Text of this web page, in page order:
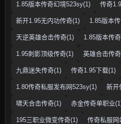
1.85版本传奇幻境523sy(1) 传奇
新开1.95无内功传奇(1) 1.85版本
天逆英雄合击传奇(1) 1.85版本传
1.95刺影顶级传奇(1) 英雄合击传
九鼎迷失传奇(1) 传奇1.95下载(1)
1.80传奇私服发布网523sy(1) 新开
啸天合击传奇(1) 赤金传奇单职业
195三职业微变传奇(1) 传奇私服网